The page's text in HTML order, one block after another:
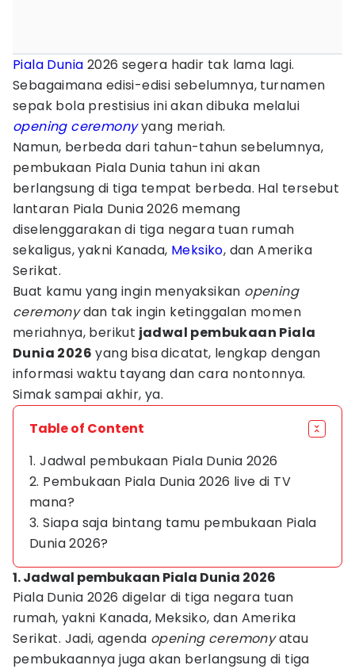
Piala Dunia 2026 segera hadir tak lama lagi.
Sebagaimana edisi-edisi sebelumnya, turnamen
sepak bola prestisius ini akan dibuka melalui
opening ceremonyyang meriah.
Namun, berbeda dari tahun-tahun sebelumnya,
pembukaan Piala Dunia tahun ini akan
berlangsung di tiga tempat berbeda. Hal tersebut
lantaran Piala Dunia 2026 memang
diselenggarakan di tiga negara tuan rumah
sekaligus, yakni Kanada, Meksiko, dan Amerika
Serikat.
Buat kamu yang ingin menyaksikan opening
ceremonydan tak ingin ketinggalan momen
meriahnya, berikut jadwal pembukaan Piala
Dunia 2026 yang bisa dicatat, lengkap dengan
informasi waktu tayang dan cara nontonnya.
Simak sampai akhir, ya.
Table of Content
1. Jadwal pembukaan Piala Dunia 2026
2. Pembukaan Piala Dunia 2026 live di TV
mana?
3. Siapa saja bintang tamu pembukaan Piala
Dunia 2026?
1. Jadwal pembukaan Piala Dunia 2026
Piala Dunia 2026 digelar di tiga negara tuan
rumah, yakni Kanada, Meksiko, dan Amerika
Serikat. Jadi, agenda opening ceremonyatau
pembukaannya juga akan berlangsung di tiga